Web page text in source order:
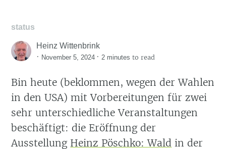
status
Heinz Wittenbrink
· November 5, 2024 · 2 minutes to read
Bin heute (beklommen, wegen der Wahlen
in den USA) mit Vorbereitungen für zwei
sehr unterschiedliche Veranstaltungen
beschäftigt: die Eröffnung der
Ausstellung Heinz Pöschko: Wald in der